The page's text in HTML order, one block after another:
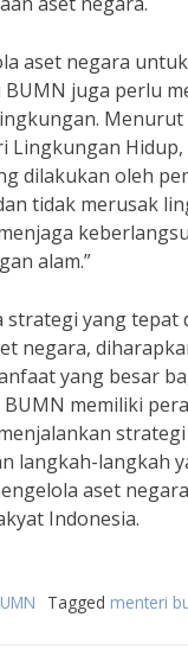
aset negara
juga perlu
Menurut
Lingkungan Hidup,
dilakukan oleh
tidak merusak
alam.”
strategi yang tepat
negara,
yang besar
memiliki
langkah-langkah
aset
Indonesia.
Tagged menteri